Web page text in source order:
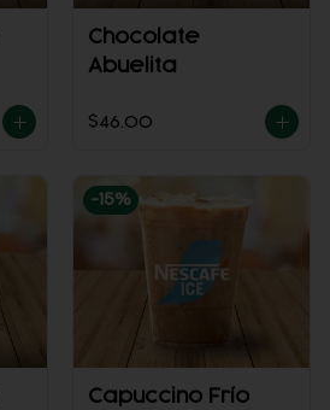
Chocolate
Abuelita
$46.00
-15%
Capuccino Frío